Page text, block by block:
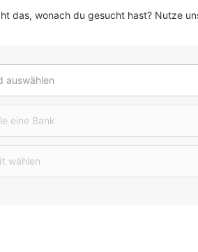
das, wonach du gesucht hast? Nutze
auswählen
eine Bank
wählen